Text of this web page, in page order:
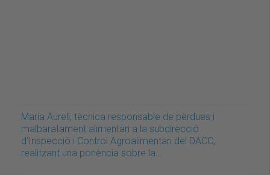
Maria Aurell, tècnica responsable de pèrdues i
malbaratament alimentari a la subdirecció
d'Inspecció i Control Agroalimentari del DACC,
realitzant una ponència sobre la…